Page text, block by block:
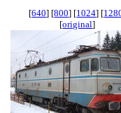
[640] [800] [1024] [
[original]